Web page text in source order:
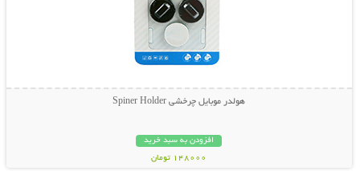
هولدر موبایل چرخشی Spiner Holder
افزودن به سبد خرید
148000 تومان